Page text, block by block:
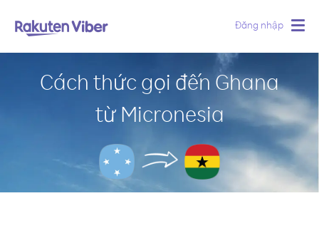
Đăng nhập
Cách thức gọi đến Ghana
từ Micronesia